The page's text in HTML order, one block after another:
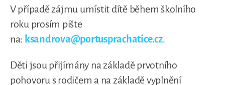
V případě zájmu umístit dítě během školního
roku prosím pište
na: ksandrova@portusprachatice.cz.
Děti jsou přijímány na základě prvotního
pohovoru s rodičem a na základě vyplnění